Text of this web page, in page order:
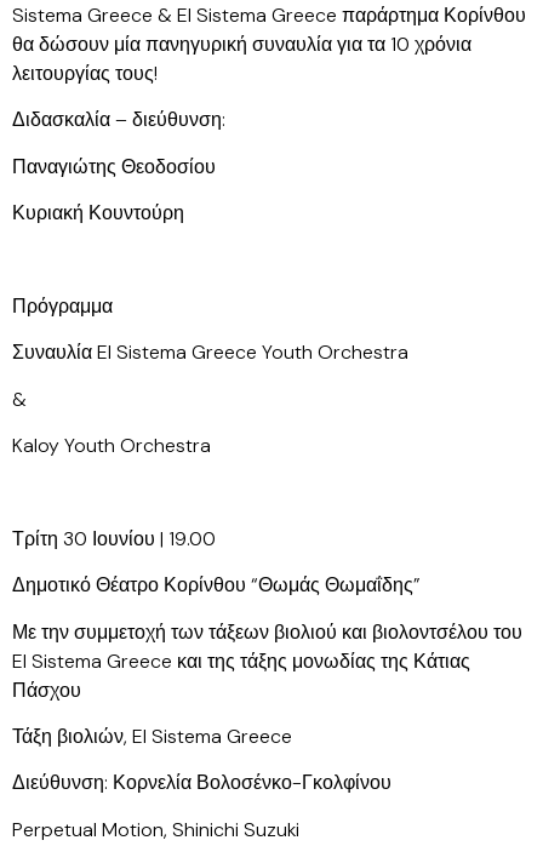
Sistema Greece & El Sistema Greece παράρτημα Κορίνθου
θα δώσουν μία πανηγυρική συναυλία για τα 10 χρόνια
λειτουργίας τους!
Διδασκαλία – διεύθυνση:
Παναγιώτης Θεοδοσίου
Κυριακή Κουντούρη
Πρόγραμμα
Συναυλία El Sistema Greece Youth Orchestra
&
Kaloy Youth Orchestra
Τρίτη 30 Ιουνίου | 19.00
Δημοτικό Θέατρο Κορίνθου “Θωμάς Θωμαΐδης”
Με την συμμετοχή των τάξεων βιολιού και βιολοντσέλου του
El Sistema Greece και της τάξης μονωδίας της Κάτιας
Πάσχου
Τάξη βιολιών, El Sistema Greece
Διεύθυνση: Κορνελία Βολοσένκο-Γκολφίνου
Perpetual Motion, Shinichi Suzuki